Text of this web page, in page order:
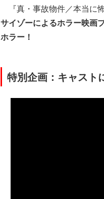
『真・事故物件／本当に
サイゾーによるホラー映画
ホラー！
特別企画：キャスト